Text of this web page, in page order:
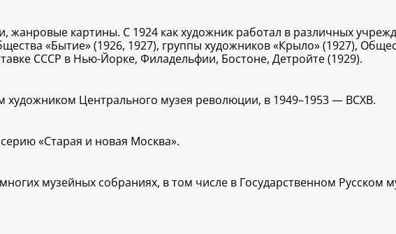
жанровые картины. С 1924 как художник работал в различных
«Бытие» (1926, 1927), группы художников «Крыло» (1927),
СССР в Нью-Йорке, Филадельфии, Бостоне, Детройте (1929).
художником Центрального музея революции, в 1949–1953 — ВСХВ.
«Старая и новая Москва».
музейных собраниях, в том числе в Государственном Русском